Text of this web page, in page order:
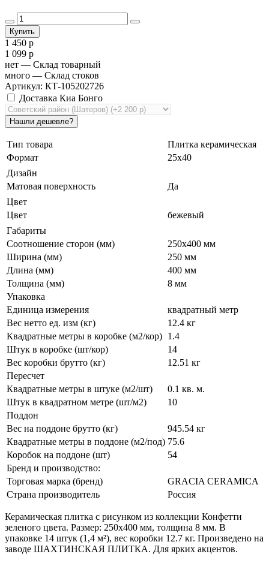
1 450 р
1 099 р
нет — Склад товарный
много — Склад стоков
Артикул: КТ-105202726
Доставка Киа Бонго
Тип товара
Плитка керамическая
Формат
25х40
Дизайн
Матовая поверхность
Да
Цвет
Цвет
бежевый
Габариты
Соотношение сторон (мм)
250x400 мм
Ширина (мм)
250 мм
Длина (мм)
400 мм
Толщина (мм)
8 мм
Упаковка
Единица измерения
квадратный метр
Вес нетто ед. изм (кг)
12.4 кг
Квадратные метры в коробке (м2/кор) 1.4
Штук в коробке (шт/кор)
14
Вес коробки брутто (кг)
12.51 кг
Пересчет
Квадратные метры в штуке (м2/шт)
0.1 кв. м.
Штук в квадратном метре (шт/м2)
10
Поддон
Вес на поддоне брутто (кг)
945.54 кг
Квадратные метры в поддоне (м2/под) 75.6
Коробок на поддоне (шт)
54
Бренд и производство:
Торговая марка (бренд)
GRACIA CERAMICA
Страна производитель
Россия
Керамическая плитка с рисунком из коллекции Конфетти
зеленого цвета. Размер: 250x400 мм, толщина 8 мм. В
упаковке 14 штук (1,4 м²), вес коробки 12.7 кг. Произведено на
заводе ШАХТИНСКАЯ ПЛИТКА. Для ярких акцентов.